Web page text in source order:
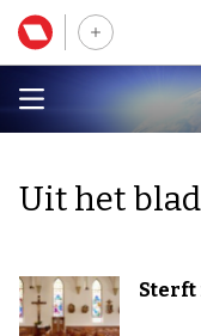
Uit het blad
Sterft